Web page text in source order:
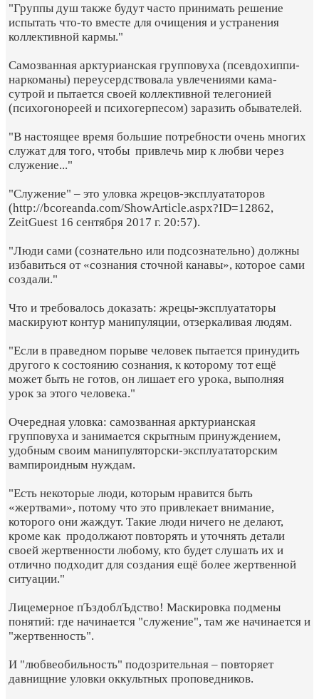
"Группы душ также будут часто принимать решение
испытать что-то вместе для очищения и устранения
коллективной кармы."
Самозванная арктурианская групповуха (псевдохиппи-
наркоманы) переусердствовала увлечениями кама-
сутрой и пытается своей коллективной телегонией
(психогонореей и психогерпесом) заразить обывателей.
"В настоящее время большие потребности очень многих
служат для того, чтобы привлечь мир к любви через
служение..."
"Служение" – это уловка жрецов-эксплуататоров
(http://bcoreanda.com/ShowArticle.aspx?ID=12862,
ZeitGuest 16 сентября 2017 г. 20:57).
"Люди сами (сознательно или подсознательно) должны
избавиться от «сознания сточной канавы», которое сами
создали."
Что и требовалось доказать: жрецы-эксплуататоры
маскируют контур манипуляции, отзеркаливая людям.
"Если в праведном порыве человек пытается принудить
другого к состоянию сознания, к которому тот ещё
может быть не готов, он лишает его урока, выполняя
урок за этого человека."
Очередная уловка: самозванная арктурианская
групповуха и занимается скрытным принуждением,
удобным своим манипуляторски-эксплуататорским
вампироидным нуждам.
"Есть некоторые люди, которым нравится быть
«жертвами», потому что это привлекает внимание,
которого они жаждут. Такие люди ничего не делают,
кроме как продолжают повторять и уточнять детали
своей жертвенности любому, кто будет слушать их и
отлично подходит для создания ещё более жертвенной
ситуации."
Лицемерное пЪздоблЪдство! Маскировка подмены
понятий: где начинается "служение", там же начинается и
"жертвенность".
И "любвеобильность" подозрительная – повторяет
давнищние уловки оккультных проповедников.